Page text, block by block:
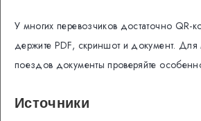
У многих перевозчиков достаточно QR-
держите PDF, скриншот и документ.
поездов документы проверяйте
Источники